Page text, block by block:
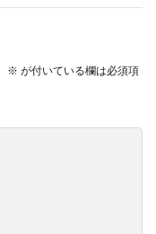
※ が付いている欄は必須項